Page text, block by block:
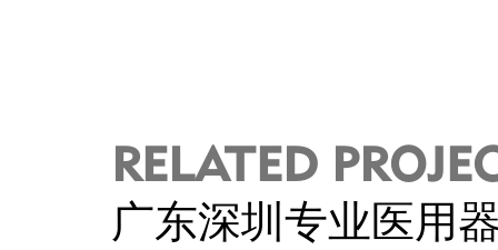
RELATED
广东深圳专业医用